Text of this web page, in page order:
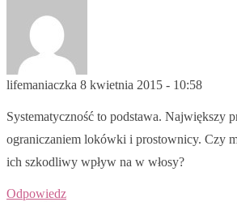
lifemaniaczka 8 kwietnia 2015 - 10:58
Systematyczność to podstawa. Największy
ograniczaniem lokówki i prostownicy. Czy
ich szkodliwy wpływ na w włosy?
Odpowiedz